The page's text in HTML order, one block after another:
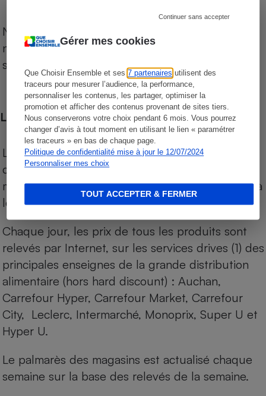
Gérer mes cookies
Que Choisir Ensemble et ses7 partenaires utilisent des
traceurs pour mesurer l’audience, la performance,
personnaliser les contenus, les partager, optimiser la
promotion et afficher des contenus provenant de sites tiers.
Nous conserverons votre choix pendant 6 mois. Vous pourrez
changer d’avis à tout moment en utilisant le lien « paramétrer
les traceurs » en bas de chaque page.
Politique de confidentialité mise à jour le 12/07/2024
Personnaliser mes choix
Continuer sans accepter
TOUT ACCEPTER & FERMER
Notre comparateur de supermarchés propose le
niveau de prix des supermarchés, géolocalisés
sur le territoire français.
Les comparaisons de prix
Les comparaisons sont réalisées sur l’ensemble
des produits des magasins. Les produits de
marques de distributeurs (MDD) sont comparés à
leurs équivalents chez leurs concurrents.
Chaque jour, les prix de tous les produits sont
relevés par Internet, sur les services drives (1) des
principales enseignes de la grande distribution
alimentaire (hors hard discount) : Auchan,
Carrefour Hyper, Carrefour Market, Carrefour
City, Leclerc, Intermarché, Monoprix, Super U et
Hyper U.
Le palmarès des magasins est actualisé chaque
semaine sur la base des relevés de la semaine.